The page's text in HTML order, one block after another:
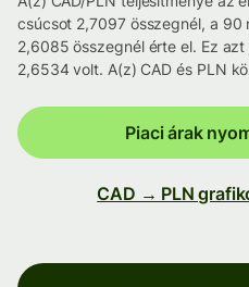
csúcsot 2,7097 összegnél, a
2,6085 összegnél érte el. Ez
2,6534 volt. A(z) CAD és PLN
Piaci árak
CAD → PLN